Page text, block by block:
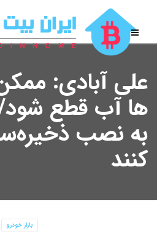
علی آبادی:
ها آب قطع
به نصب
کنند
بازار خودرو